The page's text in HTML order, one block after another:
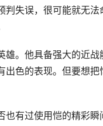
失误，很可能就无
。他具备强大的近
色的表现。但要想把
有过使用恺的精彩